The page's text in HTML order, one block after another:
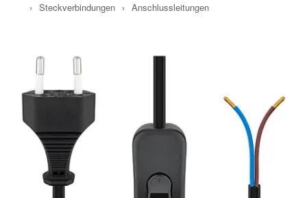
› Steckverbindungen › Anschlussleitungen